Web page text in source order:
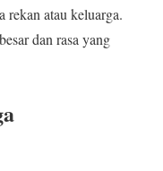
rekan atau keluarga.
dan rasa yang